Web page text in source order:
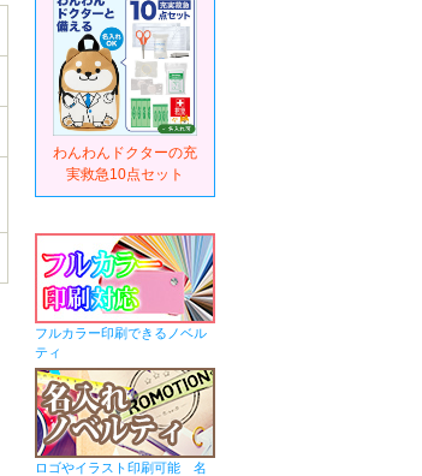
わんわんドクターの充
実救急10点セット
フルカラー印刷できるノベル
ティ
ロゴやイラスト印刷可能 名